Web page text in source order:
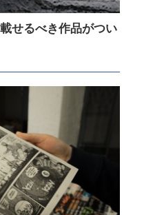
せるべき作品がつい